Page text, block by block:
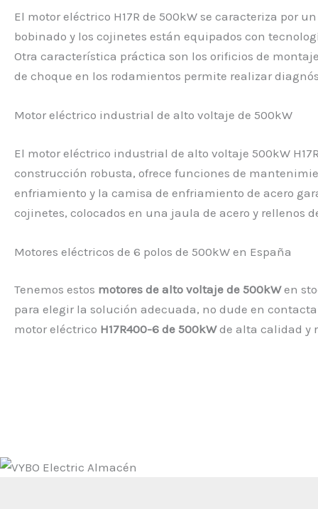
El motor eléctrico H17R de 500kW se caracteriza por
bobinado y los cojinetes están equipados con
Otra característica práctica son los orificios de
de choque en los rodamientos permite realizar
Motor eléctrico industrial de alto voltaje de 500kW
El motor eléctrico industrial de alto voltaje 500kW
construcción robusta, ofrece funciones de
enfriamiento y la camisa de enfriamiento de acero
cojinetes, colocados en una jaula de acero y
Motores eléctricos de 6 polos de 500kW en España
Tenemos estos motores de alto voltaje de 500kWen
para elegir la solución adecuada, no dude en
motor eléctrico H17R400-6 de 500kWde alta calidad y